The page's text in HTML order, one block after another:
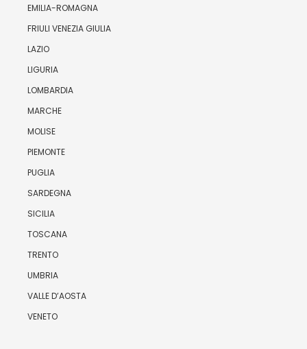
EMILIA-ROMAGNA
FRIULI VENEZIA GIULIA
LAZIO
LIGURIA
LOMBARDIA
MARCHE
MOLISE
PIEMONTE
PUGLIA
SARDEGNA
SICILIA
TOSCANA
TRENTO
UMBRIA
VALLE D’AOSTA
VENETO